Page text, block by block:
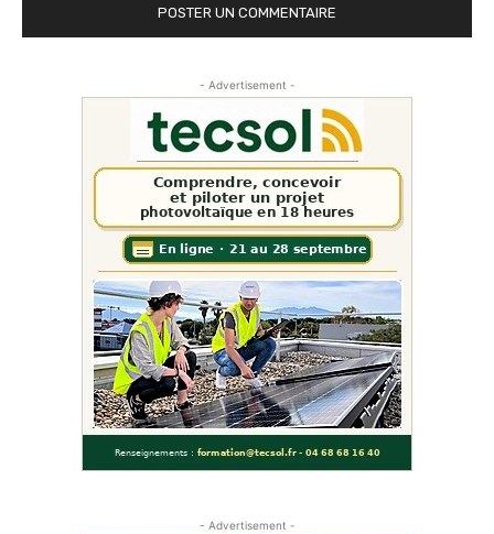
- Advertisement -
- Advertisement -